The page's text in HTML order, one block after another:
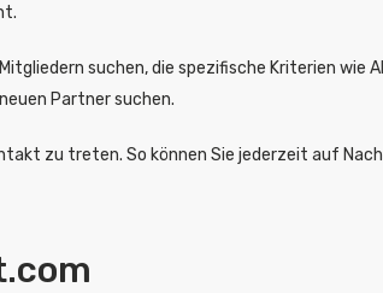
suchen, die spezifische Kriterien wie
Partner suchen.
zu treten. So können Sie jederzeit auf